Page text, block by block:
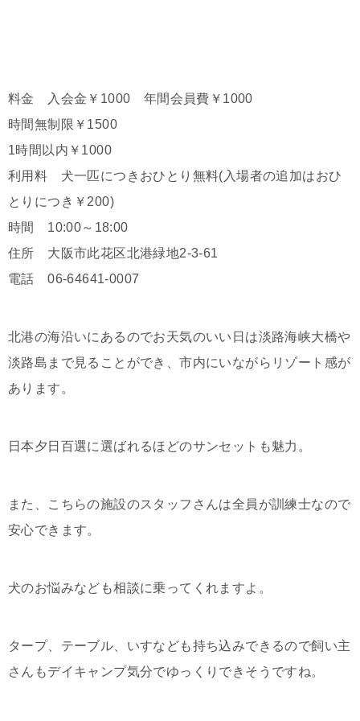
料金 入会金￥1000 年間会員費￥1000
時間無制限￥1500
1時間以内￥1000
利用料 犬一匹につきおひとり無料(入場者の追加はおひ
とりにつき￥200)
時間 10:00～18:00
住所 大阪市此花区北港緑地2-3-61
電話 06-64641-0007
北港の海沿いにあるのでお天気のいい日は淡路海峡大橋や
淡路島まで見ることができ、市内にいながらリゾート感が
あります。
日本夕日百選に選ばれるほどのサンセットも魅力。
また、こちらの施設のスタッフさんは全員が訓練士なので
安心できます。
犬のお悩みなども相談に乗ってくれますよ。
タープ、テーブル、いすなども持ち込みできるので飼い主
さんもデイキャンプ気分でゆっくりできそうですね。